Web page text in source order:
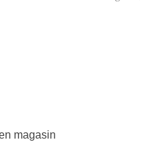
magasin